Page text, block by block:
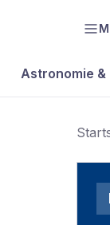
Astronomie &